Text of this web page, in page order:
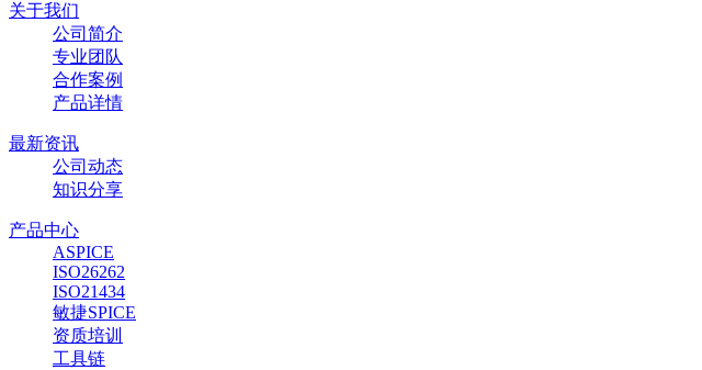
关于我们
公司简介
专业团队
合作案例
产品详情
最新资讯
公司动态
知识分享
产品中心
ASPICE
ISO26262
ISO21434
敏捷SPICE
资质培训
工具链